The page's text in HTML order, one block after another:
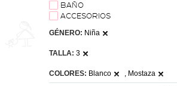
BAÑO
ACCESORIOS
GÉNERO: Niña
TALLA: 3
COLORES: Blanco , Mostaza